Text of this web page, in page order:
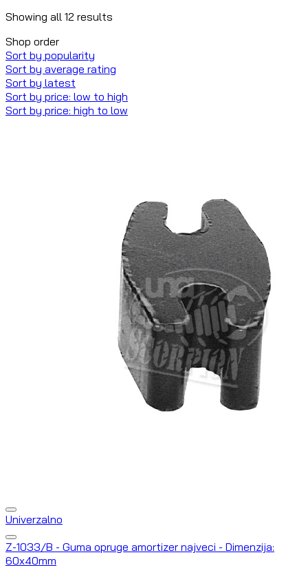
Showing all 12 results
Shop order
Sort by popularity
Sort by average rating
Sort by latest
Sort by price: low to high
Sort by price: high to low
Univerzalno
Z-1033/B - Guma opruge amortizer najveci - Dimenzija:
60x40mm